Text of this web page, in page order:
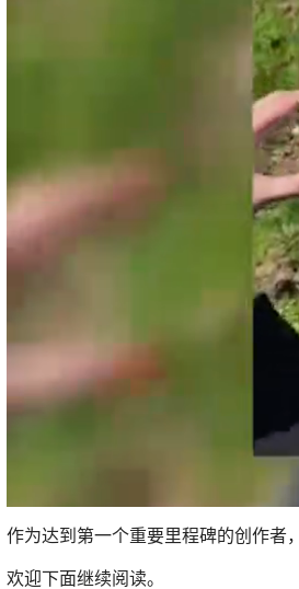
作为达到第一个重要里程碑的创作者
欢迎下面继续阅读。